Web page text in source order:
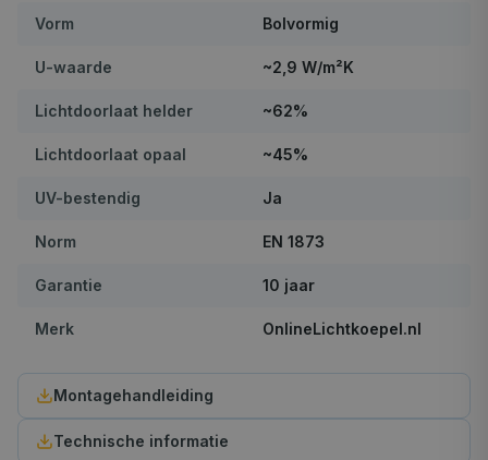
100×250 cm
120×210 cm
160×160 cm
100×280 cm
130×220 cm
130×230 cm
160×190 cm
180×180 cm
130×250 cm
Vorm Bolvormig
U-waarde ~2,9 W/m²K
Lichtdoorlaat helder ~62%
Lichtdoorlaat opaal ~45%
UV-bestendig Ja
Norm EN 1873
Garantie 10 jaar
Merk OnlineLichtkoepel.nl
Montagehandleiding
Technische informatie